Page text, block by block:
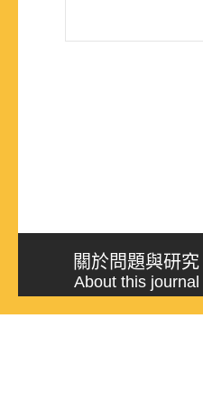
關於問題與研究
About this journal